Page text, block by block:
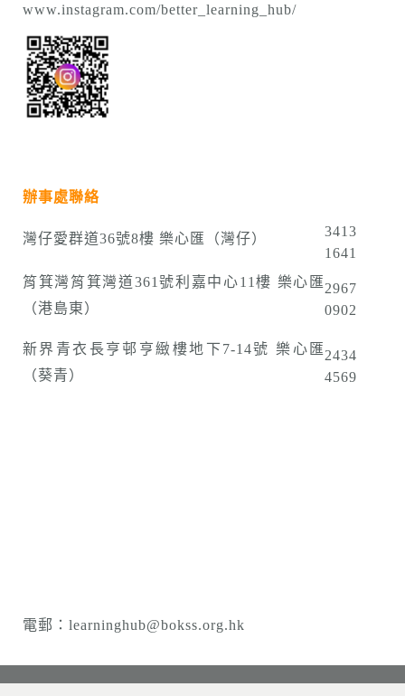
www.instagram.com/better_learning_hub/
辦事處聯絡
灣仔愛群道36號8樓 樂心匯（灣仔）
3413
1641
筲箕灣筲箕灣道361號利嘉中心11樓 樂心匯
（港島東）
2967
0902
新界青衣長亨邨亨緻樓地下7-14號 樂心匯
（葵青）
2434
4569
電郵：learninghub@bokss.org.hk